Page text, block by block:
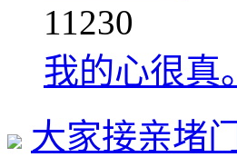
11230
我的心很真。
大家接亲堵